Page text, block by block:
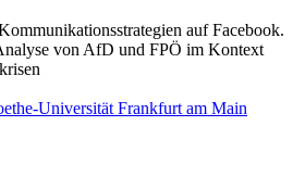
auf Facebook.
von AfD und FPÖ im Kontext
Universität Frankfurt am Main